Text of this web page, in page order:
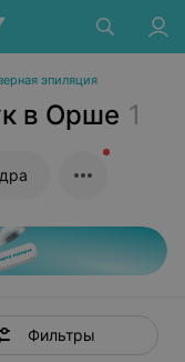
эпиляция
в Орше 1
Фильтры